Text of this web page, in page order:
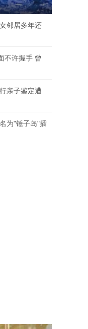
邻居多年还
不许握手 曾
亲子鉴定遭
为"锤子岛"插